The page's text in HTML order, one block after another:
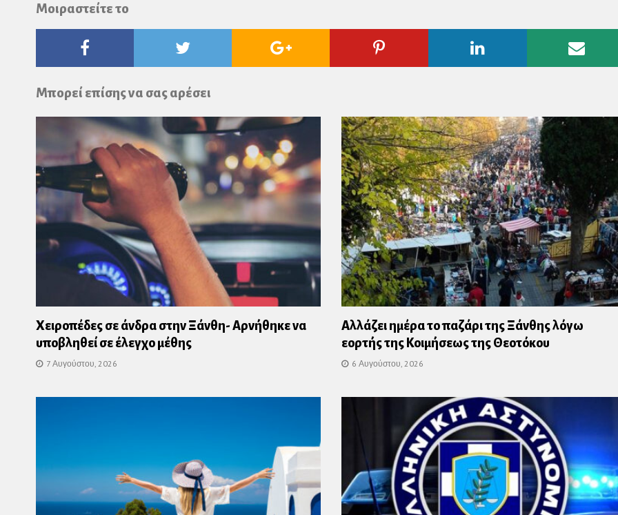
Μοιραστείτε το
Twitter
Google
Pinterest Linkedin
Μπορεί επίσης να σας αρέσει
Χειροπέδες σε άνδρα στην Ξάνθη- Αρνήθηκε να
υποβληθεί σε έλεγχο μέθης
7 Αυγούστου, 2026
Αλλάζει ημέρα το παζάρι της Ξάνθης λόγω
εορτής της Κοιμήσεως της Θεοτόκου
6 Αυγούστου, 2026